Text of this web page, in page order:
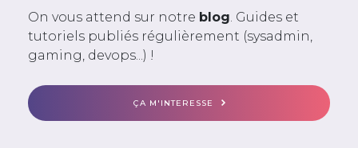
On vous attend sur notre blog . Guides et
tutoriels publiés régulièrement (sysadmin,
gaming, devops...) !
ÇA M'INTERESSE